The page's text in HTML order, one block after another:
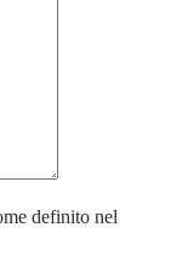
definito nel